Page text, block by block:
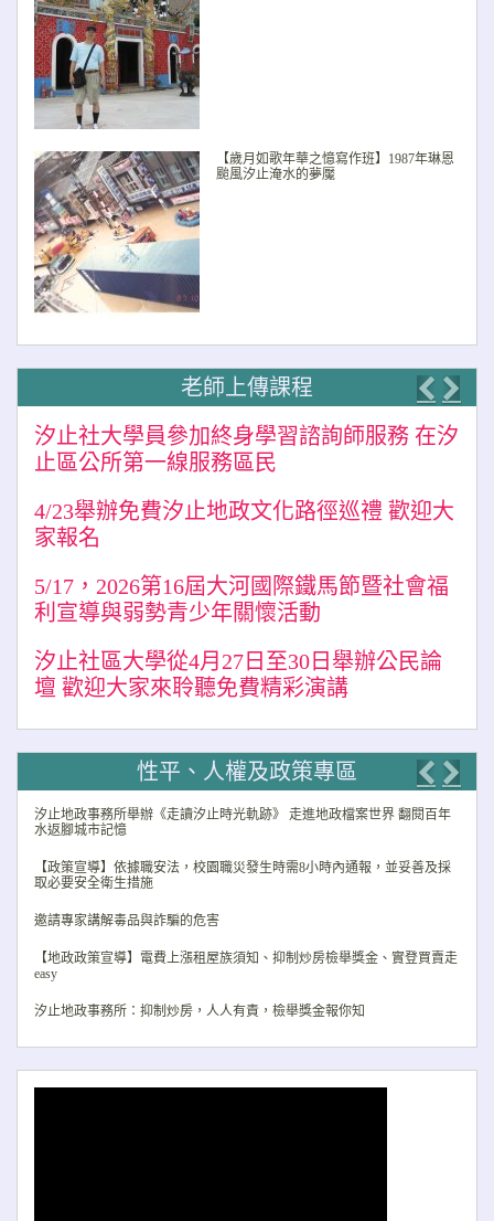
【歲月如歌年華之憶寫作班】1987年琳恩
颱風汐止淹水的夢魘
老師上傳課程
汐止社大學員參加終身學習諮詢師服務 在汐
止區公所第一線服務區民
4/23舉辦免費汐止地政文化路徑巡禮 歡迎大
家報名
5/17，2026第16屆大河國際鐵馬節暨社會福
利宣導與弱勢青少年關懷活動
汐止社區大學從4月27日至30日舉辦公民論
壇 歡迎大家來聆聽免費精彩演講
性平、人權及政策專區
汐止地政事務所舉辦《走讀汐止時光軌跡》 走進地政檔案世界 翻閱百年
水返腳城市記憶
【政策宣導】依據職安法，校園職災發生時需8小時內通報，並妥善及採
取必要安全衛生措施
邀請專家講解毒品與詐騙的危害
【地政政策宣導】電費上漲租屋族須知、抑制炒房檢舉獎金、實登買賣走
easy
汐止地政事務所：抑制炒房，人人有責，檢舉獎金報你知